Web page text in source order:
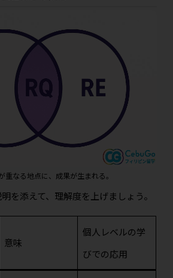
重なる地点に、成果が生まれる。
を添えて、理解度を上げましょう。
意味
個人レベルの学
びでの応用